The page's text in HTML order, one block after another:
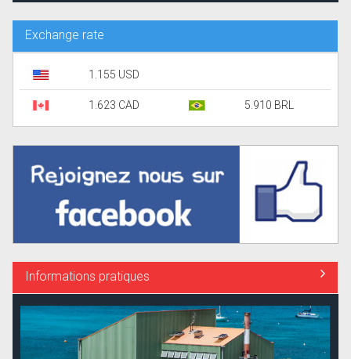
Exchange rate
1.155 USD
1.623 CAD 5.910 BRL
Informations pratiques